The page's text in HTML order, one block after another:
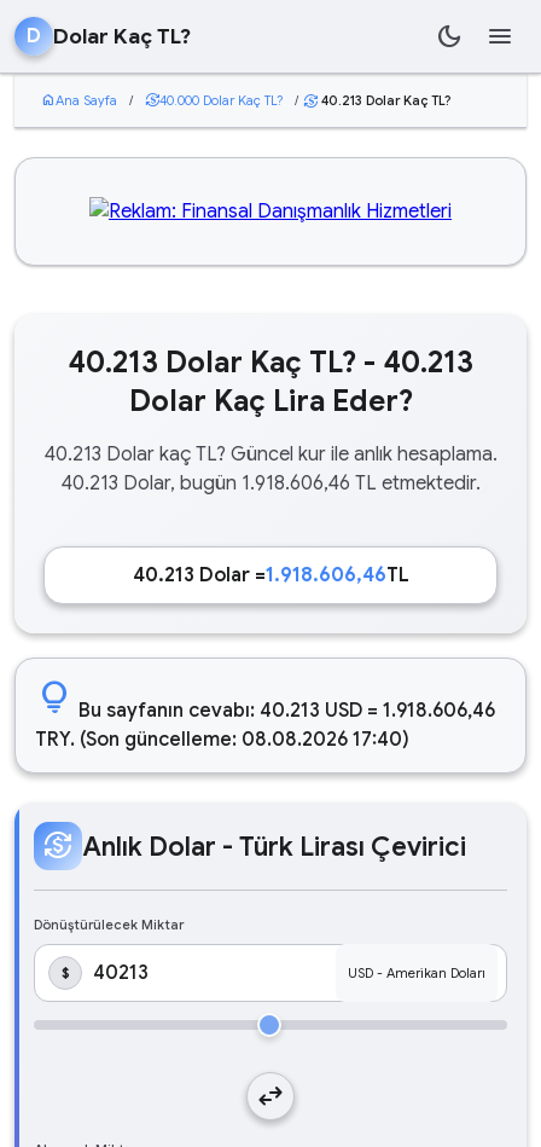
D Dolar Kaç TL? dark_mode menu
homeAna Sayfa / currency_exchange40.000 Dolar Kaç TL? / currency_exchange 40.213 Dolar Kaç TL?
40.213 Dolar Kaç TL? - 40.213
Dolar Kaç Lira Eder?
40.213 Dolar kaç TL? Güncel kur ile anlık hesaplama.
40.213 Dolar, bugün 1.918.606,46 TL etmektedir.
40.213 Dolar =1.918.606,46TL
lightbulb Bu sayfanın cevabı: 40.213 USD = 1.918.606,46
TRY. (Son güncelleme: 08.08.2026 17:40)
currency_exchange Anlık Dolar - Türk Lirası Çevirici
Dönüştürülecek Miktar
$
swap_horiz